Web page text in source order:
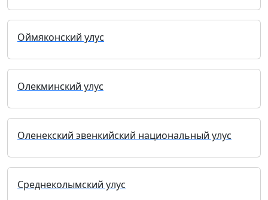
Оймяконский улус
Олекминский улус
Оленекский эвенкийский национальный улус
Среднеколымский улус